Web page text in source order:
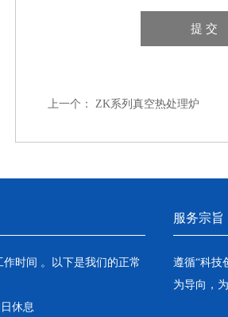
上一个： ZK系列真空热处理炉
时间 。以下是我们的正常
休息
服务宗旨
遵循“科技
为导向，